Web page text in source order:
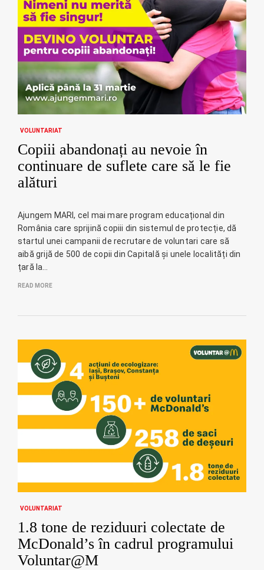
VOLUNTARIAT
Copiii abandonați au nevoie în
continuare de suflete care să le fie
alături
Ajungem MARI, cel mai mare program educațional din
România care sprijină copiii din sistemul de protecție, dă
startul unei campanii de recrutare de voluntari care să
aibă grijă de 500 de copii din Capitală și unele localități din
țară la…
READ MORE
VOLUNTARIAT
1.8 tone de reziduuri colectate de
McDonald’s în cadrul programului
Voluntar@M